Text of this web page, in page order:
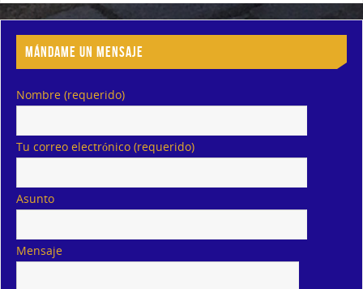
MÁNDAME UN MENSAJE
Nombre (requerido)
Tu correo electrónico (requerido)
Asunto
Mensaje